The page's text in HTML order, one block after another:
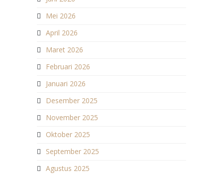
Mei 2026
April 2026
Maret 2026
Februari 2026
Januari 2026
Desember 2025
November 2025
Oktober 2025
September 2025
Agustus 2025